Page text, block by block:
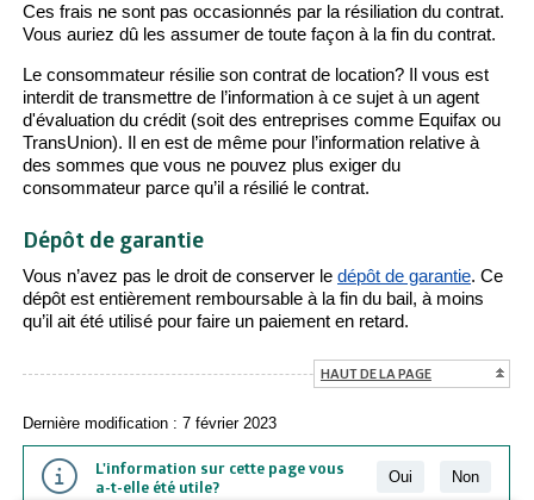
Ces frais ne sont pas occasionnés par la résiliation du contrat.
Vous auriez dû les assumer de toute façon à la fin du contrat.
Le consommateur résilie son contrat de location? Il vous est
interdit de transmettre de l’information à ce sujet à un agent
d'évaluation du crédit (soit des entreprises comme Equifax ou
TransUnion). Il en est de même pour l’information relative à
des sommes que vous ne pouvez plus exiger du
consommateur parce qu’il a résilié le contrat.
Dépôt de garantie
Vous n’avez pas le droit de conserver le dépôt de garantie. Ce
dépôt est entièrement remboursable à la fin du bail, à moins
qu’il ait été utilisé pour faire un paiement en retard.
HAUT DE LA PAGE
Dernière modification : 7 février 2023
L'information sur cette page vous
a-t-elle été utile?
Oui Non